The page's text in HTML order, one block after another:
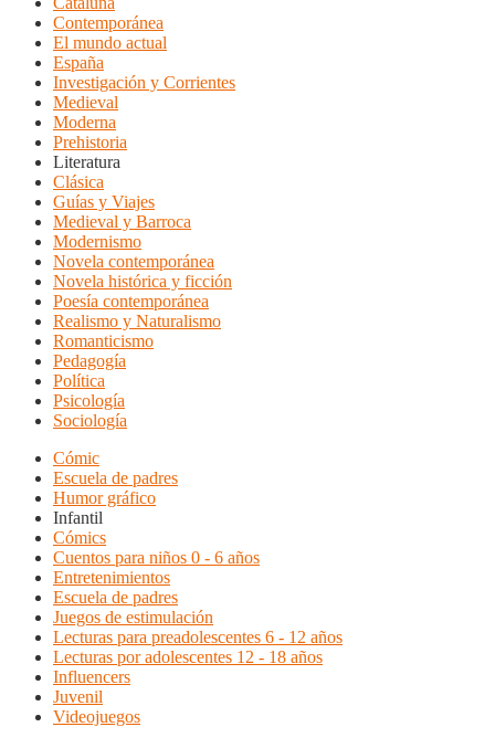
Contemporánea
El mundo actual
España
Investigación y Corrientes
Medieval
Moderna
Prehistoria
Literatura
Clásica
Guías y Viajes
Medieval y Barroca
Modernismo
Novela contemporánea
Novela histórica y ficción
Poesía contemporánea
Realismo y Naturalismo
Romanticismo
Pedagogía
Política
Psicología
Sociología
Cómic
Escuela de padres
Humor gráfico
Infantil
Cómics
Cuentos para niños 0 - 6 años
Entretenimientos
Escuela de padres
Juegos de estimulación
Lecturas para preadolescentes 6 - 12 años
Lecturas por adolescentes 12 - 18 años
Influencers
Juvenil
Videojuegos